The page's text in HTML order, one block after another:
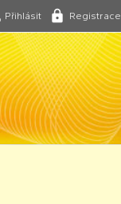
Přihlásit Registrace